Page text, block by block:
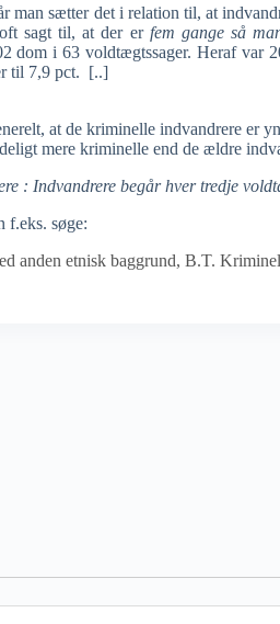
man sætter det i relation til, at
sagt til, at der er fem gange så
dom i 63 voldtægtssager. Heraf var
til 7,9 pct. [..]
at de kriminelle indvandrere er
mere kriminelle end de ældre
: Indvandrere begår hver tredje
f.eks. søge:
anden etnisk baggrund, B.T.